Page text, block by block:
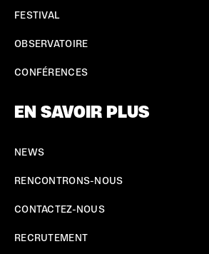
FESTIVAL
OBSERVATOIRE
CONFÉRENCES
EN SAVOIR PLUS
NEWS
RENCONTRONS-NOUS
CONTACTEZ-NOUS
RECRUTEMENT